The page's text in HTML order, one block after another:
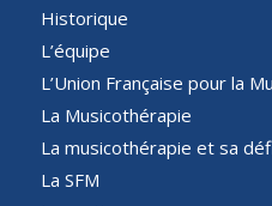
Historique
L’équipe
L’Union Française pour la
La Musicothérapie
La musicothérapie et sa
La SFM